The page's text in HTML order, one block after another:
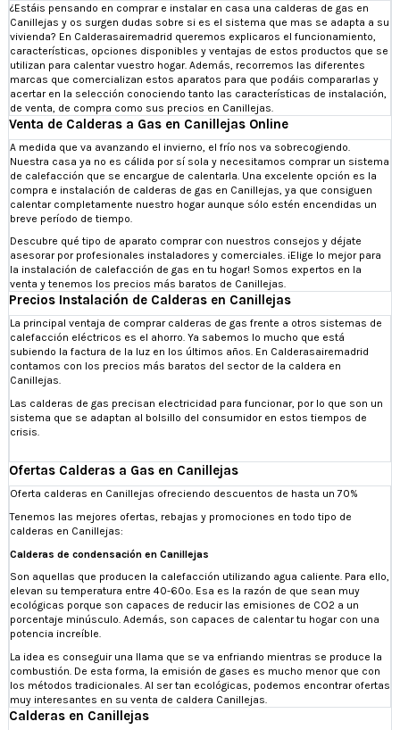
¿Estáis pensando en comprar e instalar en casa una calderas de gas en
Canillejas y os surgen dudas sobre si es el sistema que mas se adapta a su
vivienda? En Calderasairemadrid queremos explicaros el funcionamiento,
características, opciones disponibles y ventajas de estos productos que se
utilizan para calentar vuestro hogar. Además, recorremos las diferentes
marcas que comercializan estos aparatos para que podáis compararlas y
acertar en la selección conociendo tanto las características de instalación,
de venta, de compra como sus precios en Canillejas.
Venta de Calderas a Gas en Canillejas Online
A medida que va avanzando el invierno, el frío nos va sobrecogiendo.
Nuestra casa ya no es cálida por sí sola y necesitamos comprar un sistema
de calefacción que se encargue de calentarla. Una excelente opción es la
compra e instalación de calderas de gas en Canillejas, ya que consiguen
calentar completamente nuestro hogar aunque sólo estén encendidas un
breve período de tiempo.
Descubre qué tipo de aparato comprar con nuestros consejos y déjate
asesorar por profesionales instaladores y comerciales. ¡Elige lo mejor para
la instalación de calefacción de gas en tu hogar! Somos expertos en la
venta y tenemos los precios más baratos de Canillejas.
Precios Instalación de Calderas en Canillejas
La principal ventaja de comprar calderas de gas frente a otros sistemas de
calefacción eléctricos es el ahorro. Ya sabemos lo mucho que está
subiendo la factura de la luz en los últimos años. En Calderasairemadrid
contamos con los precios más baratos del sector de la caldera en
Canillejas.
Las calderas de gas precisan electricidad para funcionar, por lo que son un
sistema que se adaptan al bolsillo del consumidor en estos tiempos de
crisis.
Ofertas Calderas a Gas en Canillejas
Oferta calderas en Canillejas ofreciendo descuentos de hasta un 70%
Tenemos las mejores ofertas, rebajas y promociones en todo tipo de
calderas en Canillejas:
Calderas de condensación en Canillejas
Son aquellas que producen la calefacción utilizando agua caliente. Para ello,
elevan su temperatura entre 40-60º. Esa es la razón de que sean muy
ecológicas porque son capaces de reducir las emisiones de CO2 a un
porcentaje minúsculo. Además, son capaces de calentar tu hogar con una
potencia increíble.
La idea es conseguir una llama que se va enfriando mientras se produce la
combustión. De esta forma, la emisión de gases es mucho menor que con
los métodos tradicionales. Al ser tan ecológicas, podemos encontrar ofertas
muy interesantes en su venta de caldera Canillejas.
Calderas en Canillejas